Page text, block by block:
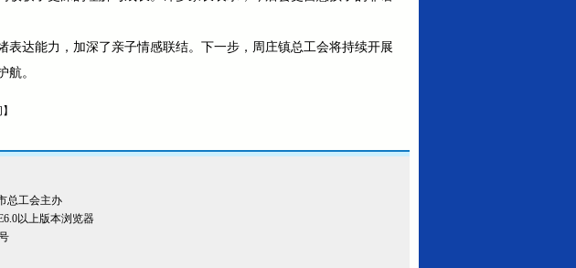
达能力，加深了亲子情感联结。下一步，周庄镇总工会将持续开展
航。
】
总工会主办
以上版本浏览器